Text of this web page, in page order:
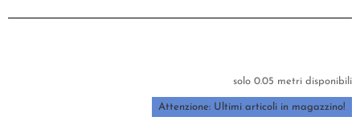
solo 0.05 metri disponibili
Attenzione: Ultimi articoli in magazzino!